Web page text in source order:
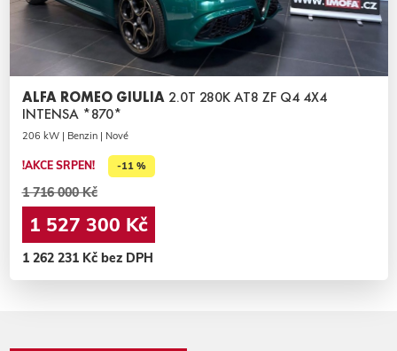
ALFA ROMEO GIULIA 2.0T 280K AT8 ZF Q4 4X4
INTENSA *870*
206 kW | Benzin | Nové
!AKCE SRPEN! -11 %
1 716 000 Kč
1 527 300 Kč
1 262 231 Kč bez DPH